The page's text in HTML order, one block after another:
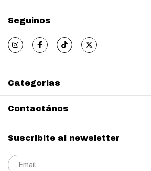
Seguinos
Categorías
Contactános
Suscribite al newsletter